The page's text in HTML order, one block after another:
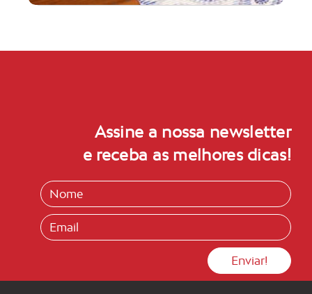
Assine a nossa newsletter
e receba as melhores dicas!